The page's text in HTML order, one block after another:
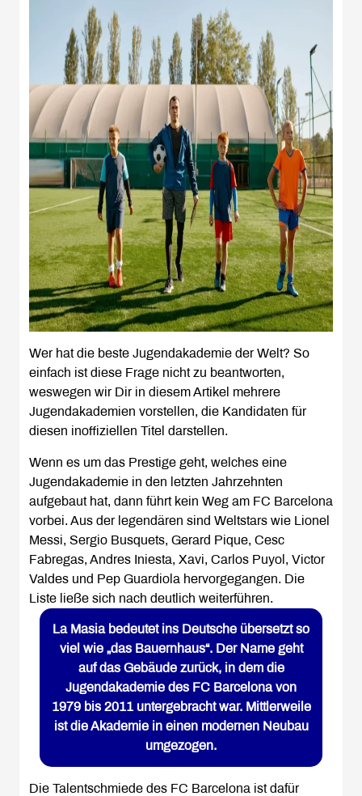
Wer hat die beste Jugendakademie der Welt? So
einfach ist diese Frage nicht zu beantworten,
weswegen wir Dir in diesem Artikel mehrere
Jugendakademien vorstellen, die Kandidaten für
diesen inoffiziellen Titel darstellen.
Wenn es um das Prestige geht, welches eine
Jugendakademie in den letzten Jahrzehnten
aufgebaut hat, dann führt kein Weg am FC Barcelona
vorbei. Aus der legendären sind Weltstars wie Lionel
Messi, Sergio Busquets, Gerard Pique, Cesc
Fabregas, Andres Iniesta, Xavi, Carlos Puyol, Victor
Valdes und Pep Guardiola hervorgegangen. Die
Liste ließe sich nach deutlich weiterführen.
La Masia bedeutet ins Deutsche übersetzt so
viel wie „das Bauernhaus“. Der Name geht
auf das Gebäude zurück, in dem die
Jugendakademie des FC Barcelona von
1979 bis 2011 untergebracht war. Mittlerweile
ist die Akademie in einen modernen Neubau
umgezogen.
Die Talentschmiede des FC Barcelona ist dafür